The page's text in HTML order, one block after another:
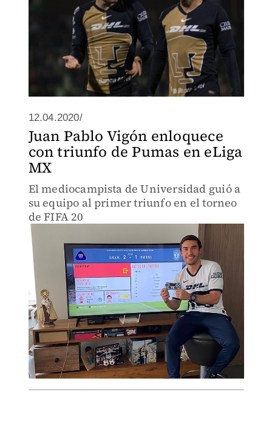
12.04.2020/
Juan Pablo Vigón enloquece
con triunfo de Pumas en eLiga
MX
El mediocampista de Universidad guió a
su equipo al primer triunfo en el torneo
de FIFA 20